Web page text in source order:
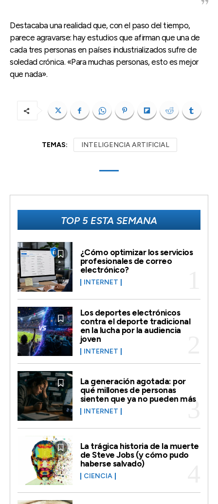
Destacaba una realidad que, con el paso del tiempo,
parece agravarse: hay estudios que afirman que una de
cada tres personas en países industrializados sufre de
soledad crónica. «Para muchas personas, esto es mejor
que nada».
TEMAS: INTELIGENCIA ARTIFICIAL
TOP 5 ESTA SEMANA
¿Cómo optimizar los servicios
profesionales de correo
electrónico?
INTERNET
Los deportes electrónicos
contra el deporte tradicional
en la lucha por la audiencia
joven
INTERNET
La generación agotada: por
qué millones de personas
sienten que ya no pueden más
INTERNET
La trágica historia de la muerte
de Steve Jobs (y cómo pudo
haberse salvado)
CIENCIA